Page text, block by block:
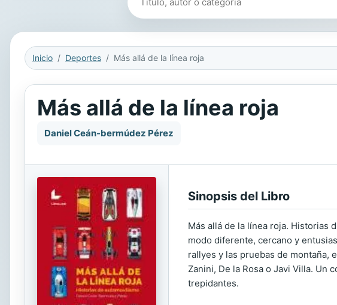
Inicio Deportes Más allá de la línea roja
Más allá de la línea roja
Daniel Ceán-bermúdez Pérez
Sinopsis del Libro
Más allá de la línea roja. Historias
modo diferente, cercano y
rallyes y las pruebas de montaña,
Zanini, De la Rosa o Javi Villa.
trepidantes.